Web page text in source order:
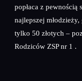
popłaca z pewnością
najlepszej
tylko 50 złotych –
Rodziców ZSP nr 1 .